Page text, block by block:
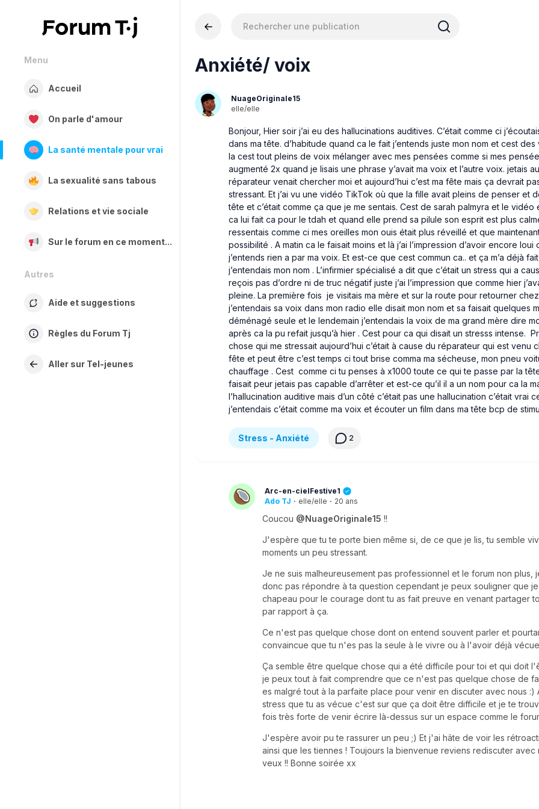
Menu
Accueil
On parle d'amour
La santé mentale pour vrai
La sexualité sans tabous
Relations et vie sociale
Sur le forum en ce moment...
Autres
Aide et suggestions
Règles du Forum Tj
Aller sur Tel-jeunes
Anxiété/ voix
NuageOriginale15
elle/elle
Bonjour, Hier soir j’ai eu des hallucinations auditives. C’était comme ci
dans ma tête. d’habitude quand ca le fait j’entends juste mon nom et cest des
la cest tout pleins de voix mélanger avec mes pensées comme si mes
augmenté 2x quand je lisais une phrase y’avait ma voix et l’autre voix. jetais
réparateur venait chercher moi et aujourd’hui c’est ma fête mais ça devrait
stressant. Et j’ai vu une vidéo TikTok où que la fille avait pleins de penser et
tête et c’était comme ça que je me sentais. Cest de sarah palmyra et le vidéo
ca lui fait ca pour le tdah et quand elle prend sa pilule son esprit est plus
ressentais comme ci mes oreilles mon ouis était plus réveillé et que
possibilité . A matin ca le faisait moins et là j’ai l’impression d’avoir encore loui
j’entends rien a par ma voix. Et est-ce que cest commun ca.. et ça m’a déjà
j’entendais mon nom . L’infirmier spécialisé a dit que c’était un stress qui a
reçois pas d’ordre ni de truc négatif juste j’ai l’impression que comme hier
pleine. La première fois je visitais ma mère et sur la route pour retourner
j’entendais sa voix dans mon radio elle disait mon nom et sa faisait quelques
déménagé seule et le lendemain j’entendais la voix de ma grand mère dire
après ca la pu refait jusqu’à hier . Cest pour ca qui disait un stresss intense.
chose qui me stressait aujourd’hui c’était à cause du réparateur qui est venu
fête et peut être c’est temps ci tout brise comma ma sécheuse, mon pneu
chauffage . Cest comme ci tu penses à x1000 toute ce qui te passe par la
faisait peur jetais pas capable d’arrêter et est-ce qu’il il a un nom pour ca la
l’hallucination auditive mais d’un côté c’était pas une hallucination c’était vrai
j’entendais c’était comme ma voix et écouter un film dans ma tête bcp de
Stress - Anxiété 2
Arc-en-cielFestive1
Ado TJ · elle/elle · 20 ans
Coucou @NuageOriginale15 !!
J'espère que tu te porte bien même si, de ce que je lis, tu semble
moments un peu stressant.
Je ne suis malheureusement pas professionnel et le forum non plus,
donc pas répondre à ta question cependant je peux souligner que
chapeau pour le courage dont tu as fait preuve en venant partager
par rapport à ça.
Ce n'est pas quelque chose dont on entend souvent parler et
convaincue que tu n'es pas la seule à le vivre ou à l'avoir déjà
Ça semble être quelque chose qui a été difficile pour toi et qui doit
je peux tout à fait comprendre que ce n'est pas quelque chose de
es malgré tout à la parfaite place pour venir en discuter avec nous :)
stress que tu as vécue c'est sur que ça doit être difficile et je te
fois très forte de venir écrire là-dessus sur un espace comme le
J'espère avoir pu te rassurer un peu ;) Et j'ai hâte de voir les
ainsi que les tiennes ! Toujours la bienvenue reviens rediscuter avec
veux !! Bonne soirée xx